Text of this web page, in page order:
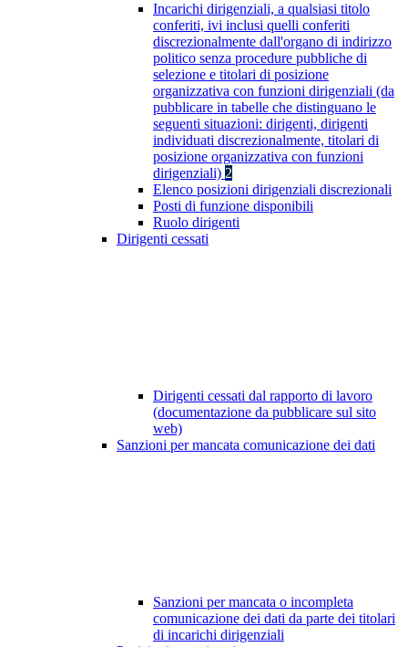
Incarichi dirigenziali, a qualsiasi titolo
conferiti, ivi inclusi quelli conferiti
discrezionalmente dall'organo di indirizzo
politico senza procedure pubbliche di
selezione e titolari di posizione
organizzativa con funzioni dirigenziali (da
pubblicare in tabelle che distinguano le
seguenti situazioni: dirigenti, dirigenti
individuati discrezionalmente, titolari di
posizione organizzativa con funzioni
dirigenziali) 2
Elenco posizioni dirigenziali discrezionali
Posti di funzione disponibili
Ruolo dirigenti
Dirigenti cessati
Dirigenti cessati dal rapporto di lavoro
(documentazione da pubblicare sul sito
web)
Sanzioni per mancata comunicazione dei dati
Sanzioni per mancata o incompleta
comunicazione dei dati da parte dei titolari
di incarichi dirigenziali